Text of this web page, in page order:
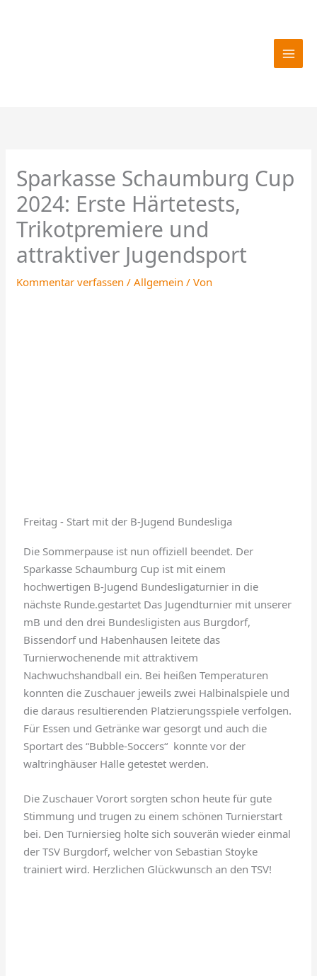
Sparkasse Schaumburg Cup
2024: Erste Härtetests,
Trikotpremiere und
attraktiver Jugendsport
Kommentar verfassen /Allgemein / Von
Freitag - Start mit der B-Jugend Bundesliga
Die Sommerpause ist nun offiziell beendet. Der
Sparkasse Schaumburg Cup ist mit einem
hochwertigen B-Jugend Bundesligaturnier in die
nächste Runde.gestartet Das Jugendturnier mit unserer
mB und den drei Bundesligisten aus Burgdorf,
Bissendorf und Habenhausen leitete das
Turnierwochenende mit attraktivem
Nachwuchshandball ein. Bei heißen Temperaturen
konnten die Zuschauer jeweils zwei Halbinalspiele und
die daraus resultierenden Platzierungsspiele verfolgen.
Für Essen und Getränke war gesorgt und auch die
Sportart des “Bubble-Soccers“ konnte vor der
waltringhäuser Halle getestet werden.
Die Zuschauer Vorort sorgten schon heute für gute
Stimmung und trugen zu einem schönen Turnierstart
bei. Den Turniersieg holte sich souverän wieder einmal
der TSV Burgdorf, welcher von Sebastian Stoyke
trainiert wird. Herzlichen Glückwunsch an den TSV!